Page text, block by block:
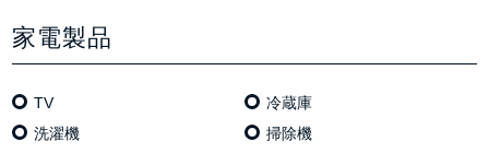
家電製品
TV
冷蔵庫
洗濯機
掃除機